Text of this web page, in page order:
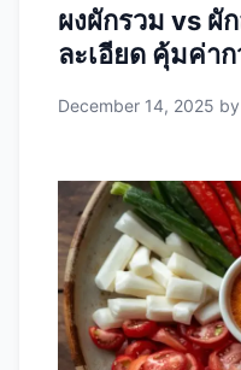
ผงผักรวม vs ผั
ละเอียด คุ้มค่า
December 14, 2025 by